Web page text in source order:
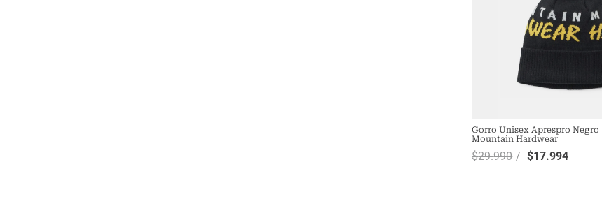
Gorro Unisex Aprespro Negro
Mountain Hardwear
$29.990 $17.994